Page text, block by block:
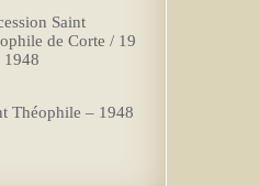
Saint
de Corte / 19
1948
Théophile – 1948